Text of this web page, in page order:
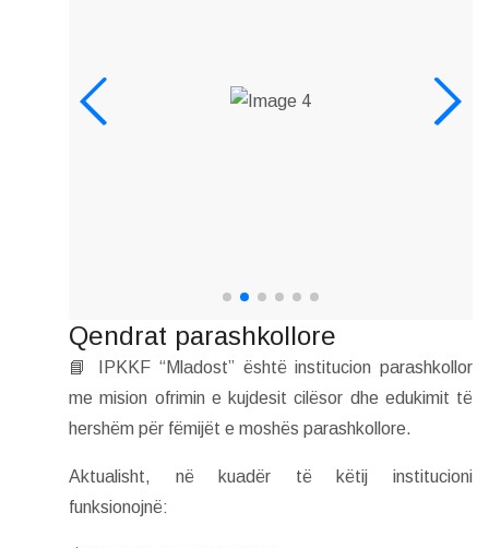
Qendrat parashkollore
📘 IPKKF “Mladost” është institucion parashkollor
me mision ofrimin e kujdesit cilësor dhe edukimit të
hershëm për fëmijët e moshës parashkollore.
Aktualisht, në kuadër të këtij institucioni
funksionojnë: